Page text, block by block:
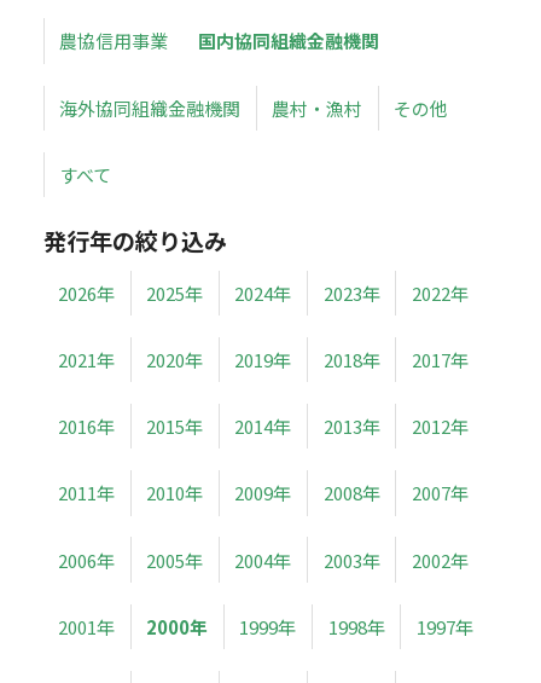
農協信用事業 国内協同組織金融機関
海外協同組織金融機関 農村・漁村 その他
すべて
発行年の絞り込み
2026年 2025年 2024年 2023年 2022年
2021年 2020年 2019年 2018年 2017年
2016年 2015年 2014年 2013年 2012年
2011年 2010年 2009年 2008年 2007年
2006年 2005年 2004年 2003年 2002年
2001年 2000年 1999年 1998年 1997年